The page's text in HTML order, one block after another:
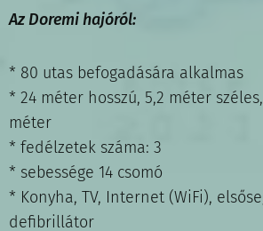
Az Doremi hajóról:
* 80 utas befogadására alkalmas
* 24 méter hosszú, 5,2 méter
méter
* fedélzetek száma: 3
* sebessége 14 csomó
* Konyha, TV, Internet (WiFi),
defibrillátor